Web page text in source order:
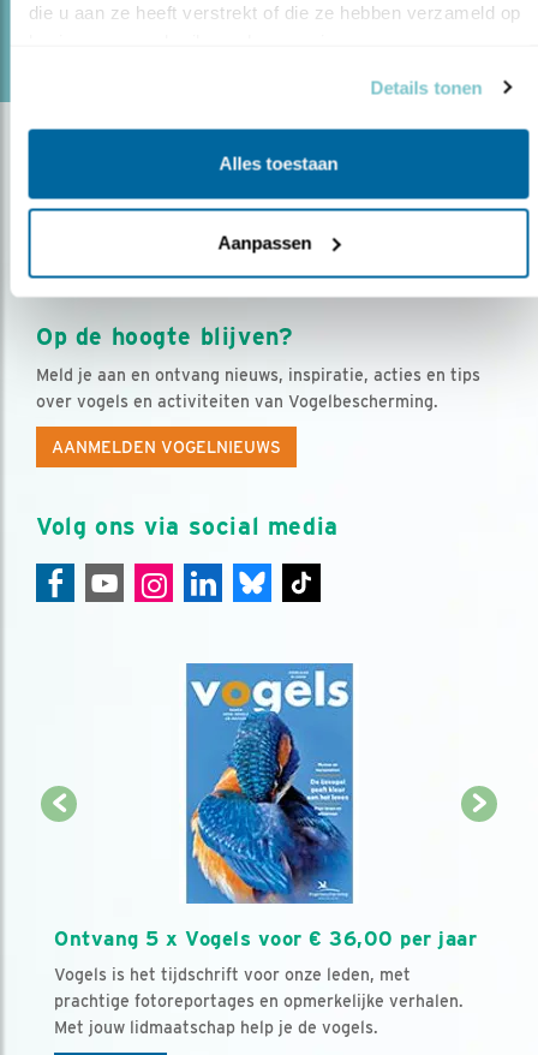
die u aan ze heeft verstrekt of die ze hebben verzameld op
Details tonen
Alles toestaan
Aanpassen
Op de hoogte blijven?
Meld je aan en ontvang nieuws, inspiratie, acties en tips
over vogels en activiteiten van Vogelbescherming.
AANMELDEN VOGELNIEUWS
Volg ons via social media
Ontvang 5 x Vogels voor € 36,00 per jaar
Vogels is het tijdschrift voor onze leden, met
prachtige fotoreportages en opmerkelijke verhalen.
Met jouw lidmaatschap help je de vogels.